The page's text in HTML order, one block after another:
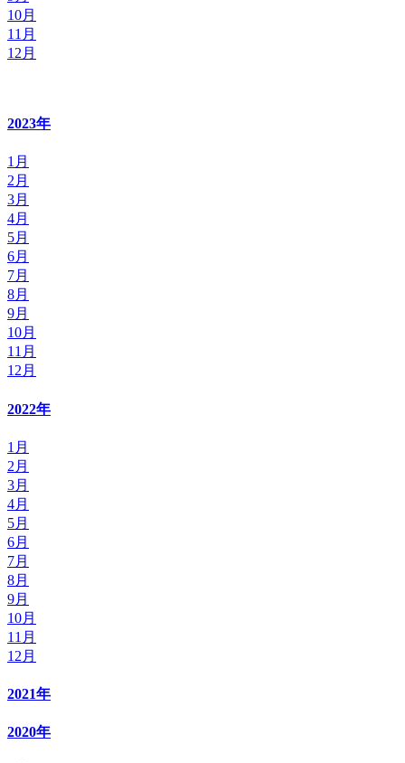
10月
11月
12月
2023年
1月
2月
3月
4月
5月
6月
7月
8月
9月
10月
11月
12月
2022年
1月
2月
3月
4月
5月
6月
7月
8月
9月
10月
11月
12月
2021年
2020年